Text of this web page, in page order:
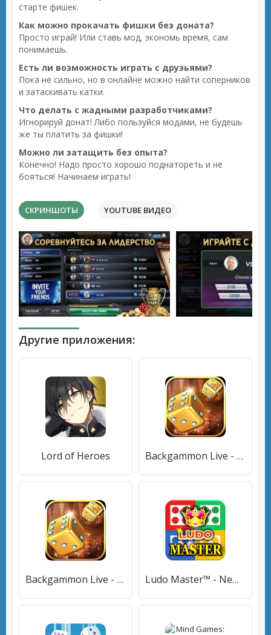
старте фишек.
Как можно прокачать фишки без доната?
Просто играй! Или ставь мод, экономь время, сам
понимаешь.
Есть ли возможность играть с друзьями?
Пока не сильно, но в онлайне можно найти соперников
и затаскивать катки.
Что делать с жадными разработчиками?
Игнорируй донат! Либо пользуйся модами, не будешь
же ты платить за фишки!
Можно ли затащить без опыта?
Конечно! Надо просто хорошо поднатореть и не
бояться! Начинаем играть!
СКРИНШОТЫ YOUTUBE ВИДЕО
Другие приложения:
Lord of Heroes Backgammon Live - нарды онлайн
Backgammon Live - нарды онлайн Ludo Master™ - New Ludo Board Game 2021 For Free